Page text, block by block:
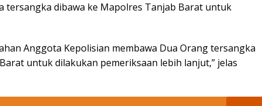
tersangka dibawa ke Mapolres Tanjab Barat untuk
Anggota Kepolisian membawa Dua Orang tersangka
untuk dilakukan pemeriksaan lebih lanjut,” jelas